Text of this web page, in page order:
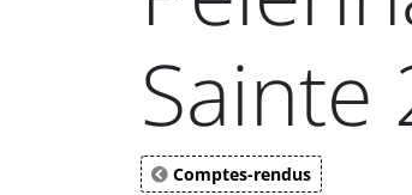
Sainte
Comptes-rendus